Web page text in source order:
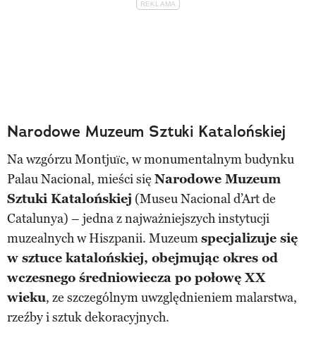
Narodowe Muzeum Sztuki Katalońskiej
Na wzgórzu Montjuïc, w monumentalnym budynku
Palau Nacional, mieści się Narodowe Muzeum
Sztuki Katalońskiej (Museu Nacional d’Art de
Catalunya) – jedna z najważniejszych instytucji
muzealnych w Hiszpanii. Muzeumspecjalizuje się
w sztuce katalońskiej, obejmując okres od
wczesnego średniowiecza po połowę XX
wieku, ze szczególnym uwzględnieniem malarstwa,
rzeźby i sztuk dekoracyjnych.